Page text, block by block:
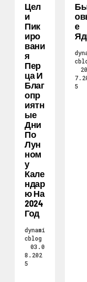
Цел
И
Пик
Иро
Вани
Я
Пер
Ца И
Благ
Опр
Иятн
Ые
Дни
По
Лун
Ном
У
Кале
Ндар
Ю На
2024
Год
dynami
cblog
03.0
8.202
5
Е
5